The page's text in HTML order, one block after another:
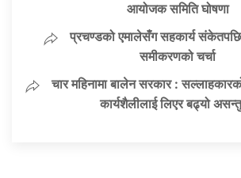
आयोजक समिति घोषणा
प्रचण्डको एमालेसँग सहकार्य
समीकरणको चर्चा
चार महिनामा बालेन सरकार :
कार्यशैलीलाई लिएर बढ्यो